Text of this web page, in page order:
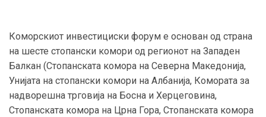
Коморскиот инвестициски форум е основан од страна
на шесте стопански комори од регионот на Западен
Балкан (Стопанската комора на Северна Македонија,
Унијата на стопански комори на Албанија, Комората за
надворешна трговија на Босна и Херцеговина,
Стопанската комора на Црна Гора, Стопанската комора